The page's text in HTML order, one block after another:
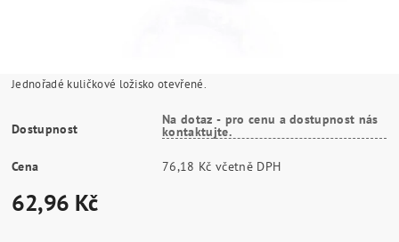
Jednořadé kuličkové ložisko otevřené.
Dostupnost
Na dotaz - pro cenu a dostupnost nás
kontaktujte.
Cena 76,18 Kč včetně DPH
62,96 Kč